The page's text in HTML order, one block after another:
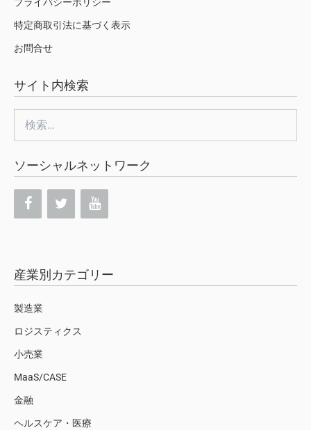
プライバシーポリシー
特定商取引法に基づく表示
お問合せ
サイト内検索
索:
ソーシャルネットワーク
産業別カテゴリー
製造業
ロジスティクス
小売業
MaaS/CASE
金融
ヘルスケア・医療